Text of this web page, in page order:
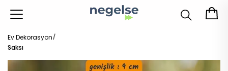
Ev Dekorasyon
Saksı